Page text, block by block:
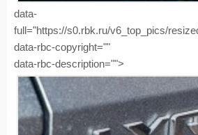
data-
full="https://s0.rbk.ru/v6_top_pics/
data-rbc-copyright=""
data-rbc-description="">